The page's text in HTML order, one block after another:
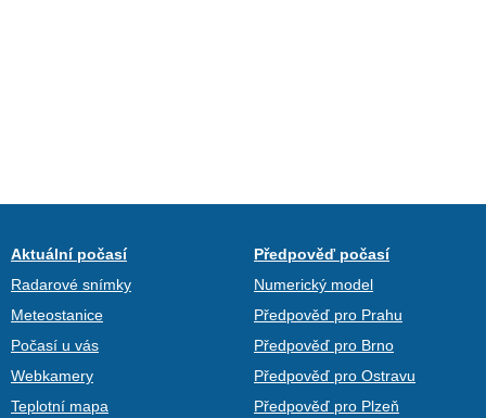
Aktuální počasí
Radarové snímky
Meteostanice
Počasí u vás
Webkamery
Teplotní mapa
Předpověď počasí
Numerický model
Předpověď pro Prahu
Předpověď pro Brno
Předpověď pro Ostravu
Předpověď pro Plzeň